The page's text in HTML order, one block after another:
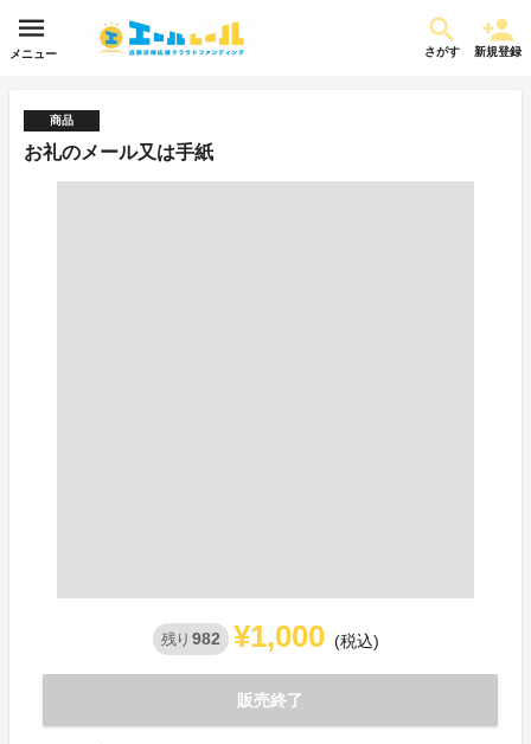
メニュー さがす 新規登録
商品
お礼のメール又は手紙
残り 982 ¥1,000 (税込)
販売終了